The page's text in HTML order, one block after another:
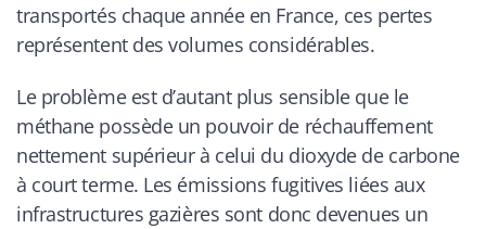
transportés chaque année en France, ces pertes
représentent des volumes considérables.
Le problème est d’autant plus sensible que le
méthane possède un pouvoir de réchauffement
nettement supérieur à celui du dioxyde de carbone
à court terme. Les émissions fugitives liées aux
infrastructures gazières sont donc devenues un